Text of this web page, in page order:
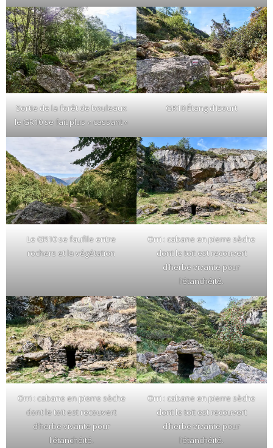
Sortie de la forêt de bouleaux
le GR10 se fait plus « cassant »
GR10 Étang d’Izourt
Le GR10 se faufile entre
rochers et la végétation
Orri : cabane en pierre sèche
dont le toit est recouvert
d’herbe vivante pour
l’étanchéité.
Orri : cabane en pierre sèche
dont le toit est recouvert
d’herbe vivante pour
l’étanchéité.
Orri : cabane en pierre sèche
dont le toit est recouvert
d’herbe vivante pour
l’étanchéité.